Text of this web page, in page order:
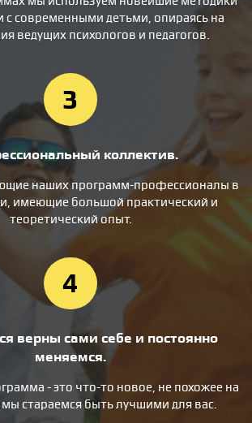
с современными детьми, опираясь на
ведущих психологов и педагогов.
3
коллектив.
наших программ-профессионалы в
имеющие большой практический и
теоретический опыт.
4
верны сами себе и постоянно
меняемся.
- это что-то новое, не похожее на
стараемся быть лучшими для вас.